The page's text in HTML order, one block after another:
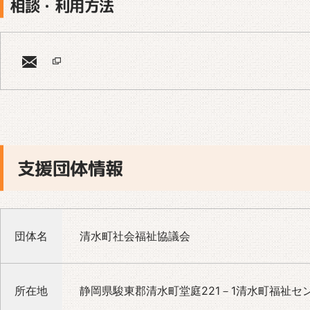
相談・利用方法
支援団体情報
団体名 清水町社会福祉協議会
所在地 静岡県駿東郡清水町堂庭221－1清水町福祉セ